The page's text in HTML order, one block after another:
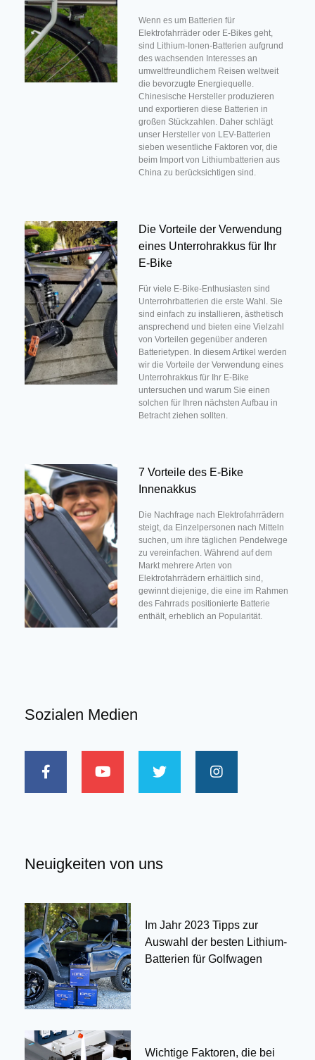
Wenn es um Batterien für
Elektrofahrräder oder E-Bikes geht,
sind Lithium-Ionen-Batterien aufgrund
des wachsenden Interesses an
umweltfreundlichem Reisen weltweit
die bevorzugte Energiequelle.
Chinesische Hersteller produzieren
und exportieren diese Batterien in
großen Stückzahlen. Daher schlägt
unser Hersteller von LEV-Batterien
sieben wesentliche Faktoren vor, die
beim Import von Lithiumbatterien aus
China zu berücksichtigen sind.
Die Vorteile der Verwendung
eines Unterrohrakkus für Ihr
E-Bike
Für viele E-Bike-Enthusiasten sind
Unterrohrbatterien die erste Wahl. Sie
sind einfach zu installieren, ästhetisch
ansprechend und bieten eine Vielzahl
von Vorteilen gegenüber anderen
Batterietypen. In diesem Artikel werden
wir die Vorteile der Verwendung eines
Unterrohrakkus für Ihr E-Bike
untersuchen und warum Sie einen
solchen für Ihren nächsten Aufbau in
Betracht ziehen sollten.
7 Vorteile des E-Bike
Innenakkus
Die Nachfrage nach Elektrofahrrädern
steigt, da Einzelpersonen nach Mitteln
suchen, um ihre täglichen Pendelwege
zu vereinfachen. Während auf dem
Markt mehrere Arten von
Elektrofahrrädern erhältlich sind,
gewinnt diejenige, die eine im Rahmen
des Fahrrads positionierte Batterie
enthält, erheblich an Popularität.
Sozialen Medien
Neuigkeiten von uns
Im Jahr 2023 Tipps zur
Auswahl der besten Lithium-
Batterien für Golfwagen
Wichtige Faktoren, die bei